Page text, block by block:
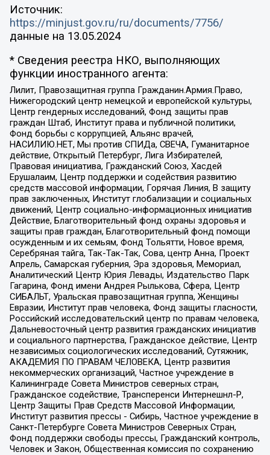
Источник:
https://minjust.gov.ru/ru/documents/7756/
данные на 13.05.2024
* Сведения реестра НКО, выполняющих
функции иностранного агента:
Лилит, Правозащитная группа Гражданин.Армия.Право,
Нижегородский центр немецкой и европейской культуры,
Центр гендерных исследований, Фонд защиты прав
граждан Штаб, Институт права и публичной политики,
Фонд борьбы с коррупцией, Альянс врачей,
НАСИЛИЮ.НЕТ, Мы против СПИДа, СВЕЧА, Гуманитарное
действие, Открытый Петербург, Лига Избирателей,
Правовая инициатива, Гражданский Союз, Хасдей
Ерушалаим, Центр поддержки и содействия развитию
средств массовой информации, Горячая Линия, В защиту
прав заключенных, Институт глобализации и социальных
движений, Центр социально-информационных инициатив
Действие, Благотворительный фонд охраны здоровья и
защиты прав граждан, Благотворительный фонд помощи
осужденным и их семьям, Фонд Тольятти, Новое время,
Серебряная тайга, Так-Так-Так, Сова, центр Анна, Проект
Апрель, Самарская губерния, Эра здоровья, Мемориал,
Аналитический Центр Юрия Левады, Издательство Парк
Гагарина, Фонд имени Андрея Рылькова, Сфера, Центр
СИБАЛЬТ, Уральская правозащитная группа, Женщины
Евразии, Институт прав человека, Фонд защиты гласности,
Российский исследовательский центр по правам человека,
Дальневосточный центр развития гражданских инициатив
и социального партнерства, Гражданское действие, Центр
независимых социологических исследований, Сутяжник,
АКАДЕМИЯ ПО ПРАВАМ ЧЕЛОВЕКА, Центр развития
некоммерческих организаций, Частное учреждение в
Калининграде Совета Министров северных стран,
Гражданское содействие, Трансперенси Интернешнл-Р,
Центр Защиты Прав Средств Массовой Информации,
Институт развития прессы - Сибирь, Частное учреждение в
Санкт-Петербурге Совета Министров Северных Стран,
Фонд поддержки свободы прессы, Гражданский контроль,
Человек и Закон, Общественная комиссия по сохранению